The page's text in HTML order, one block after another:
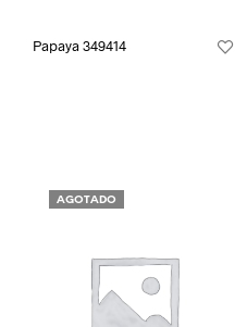
Papaya 349414
AGOTADO